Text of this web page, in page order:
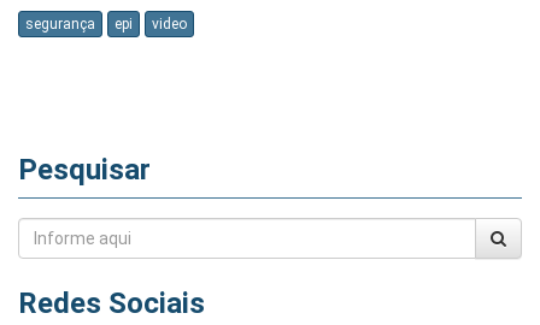
segurança epi video
Pesquisar
Redes Sociais